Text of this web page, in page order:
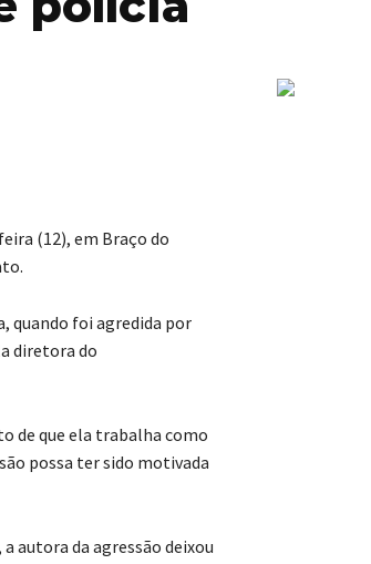
(12), em Braço do
quando foi agredida por
diretora do
de que ela trabalha como
possa ter sido motivada
autora da agressão deixou